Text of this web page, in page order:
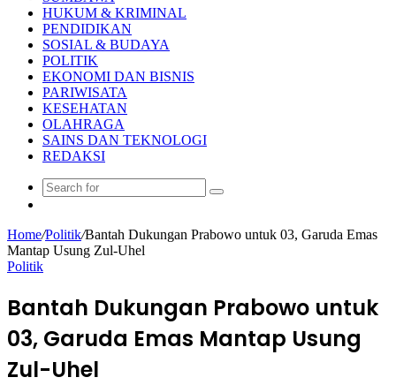
HUKUM & KRIMINAL
PENDIDIKAN
SOSIAL & BUDAYA
POLITIK
EKONOMI DAN BISNIS
PARIWISATA
KESEHATAN
OLAHRAGA
SAINS DAN TEKNOLOGI
REDAKSI
Search
Home/Politik/Bantah Dukungan Prabowo untuk 03, Garuda Emas
Mantap Usung Zul-Uhel
Politik
Bantah Dukungan Prabowo untuk
03, Garuda Emas Mantap Usung
Zul-Uhel